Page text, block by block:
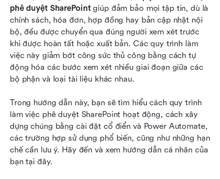
phê duyệt SharePoint giúp đảm bảo mọi tập tin, dù là
chính sách, hóa đơn, hợp đồng hay bản cập nhật nội
bộ, đều được chuyển qua đúng người xem xét trước
khi được hoàn tất hoặc xuất bản. Các quy trình làm
việc này giảm bớt công sức thủ công bằng cách tự
động hóa các bước xem xét nhiều giai đoạn giữa các
bộ phận và loại tài liệu khác nhau.
Trong hướng dẫn này, bạn sẽ tìm hiểu cách quy trình
làm việc phê duyệt SharePoint hoạt động, cách xây
dựng chúng bằng cài đặt cổ điển và Power Automate,
các trường hợp sử dụng phổ biến, cũng như những hạn
chế cần lưu ý. Hãy đến và xem hướng dẫn cá nhân của
bạn tại đây.
Kết luận
Câu hỏi thường gặp
Đọc liên quan